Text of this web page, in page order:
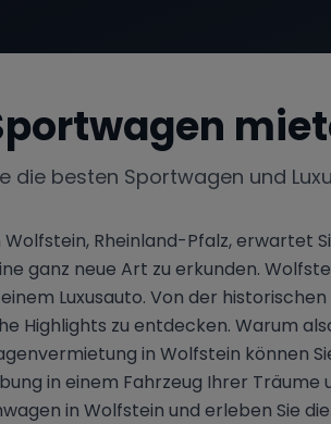
die besten Sportwagen und
Rheinland-Pfalz, erwartet
ganz neue Art zu erkunden.
Luxusauto. Von der
Highlights zu entdecken. Warum
in Wolfstein können
in einem Fahrzeug Ihrer
in Wolfstein und erleben Sie